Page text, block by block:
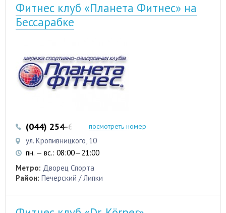
Фитнес клуб «Планета Фитнес» на
Бессарабке
(044) 254-62-10посмотреть номер
ул. Кропивницкого, 10
пн. — вс.: 08:00—21:00
Метро: Дворец Спорта
Район: Печерский / Липки